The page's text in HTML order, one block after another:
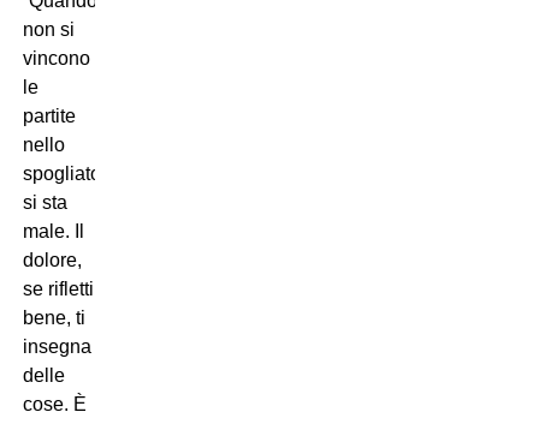
non si
vincono
le
partite
nello
spogliatoio
si sta
male. Il
dolore,
se rifletti
bene, ti
insegna
delle
cose. È